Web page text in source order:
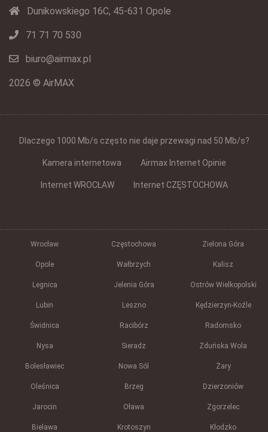
Dunikowskiego 16C, 45-631 Opole
71 71 70 530
biuro@airmax.pl
2026 © AirMAX
Dlaczego 1000 Mb/s często nie daje przewagi nad 50 Mb/s?
Kamera internetowa Airmax Internet Opinie
Internet WROCŁAW Internet CZĘSTOCHOWA
Wrocław Częstochowa Zielona Góra
Opole Wałbrzych Kalisz
Legnica Jelenia Góra Ostrów Wielkopolski
Lubin Leszno Kędzierzyn-Koźle
Świdnica Racibórz Radomsko
Nysa Sieradz Zduńska Wola
Bolesławiec Nowa Sól Żary
Oleśnica Brzeg Dzierżoniów
Jarocin Oława Zgorzelec
Bielawa Krotoszyn Kłodzko